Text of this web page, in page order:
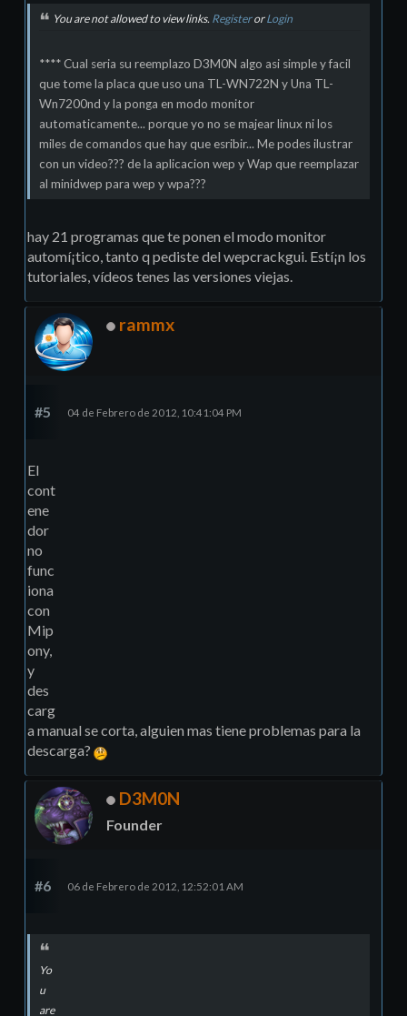
You are not allowed to view links. RegisterorLogin
**** Cual seria su reemplazo D3M0N algo asi simple y facil
que tome la placa que uso una TL-WN722N y Una TL-
Wn7200nd y la ponga en modo monitor
automaticamente... porque yo no se majear linux ni los
miles de comandos que hay que esribir... Me podes ilustrar
con un video??? de la aplicacion wep y Wap que reemplazar
al minidwep para wep y wpa???
hay 21 programas que te ponen el modo monitor
automí¡tico, tanto q pediste del wepcrackgui. Estí¡n los
tutoriales, ví­deos tenes las versiones viejas.
rammx
#5 04 de Febrero de 2012, 10:41:04 PM
El
cont
ene
dor
no
func
iona
con
Mip
ony,
y
des
carg
a manual se corta, alguien mas tiene problemas para la
descarga?
D3M0N
Founder
#6 06 de Febrero de 2012, 12:52:01 AM
Yo
u
are